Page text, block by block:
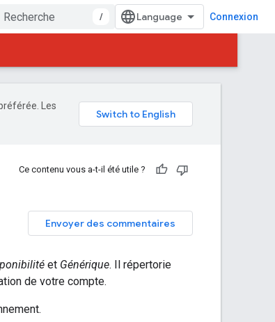
/ Connexion
Les
Ce contenu vous a-t-il été utile ?
Envoyer des commentaires
et Générique. Il répertorie
de votre compte.